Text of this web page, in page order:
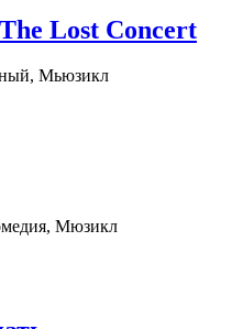
Lost Concert
Мьюзикл
Мюзикл